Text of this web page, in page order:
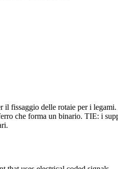
il fissaggio delle rotaie per i legami.
che forma un binario. TIE: i